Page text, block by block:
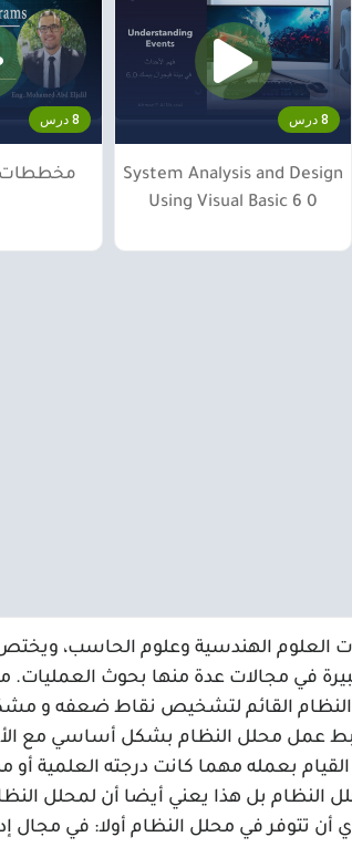
8 درس
System Analysis and Design
Using Visual Basic 6 0
8 درس
مخططات
الهندسية وعلوم الحاسب، ويختص
في مجالات عدة منها بحوث
القائم لتشخيص نقاط ضعفه و
عمل محلل النظام بشكل أساسي مع
بعمله مهما كانت درجته العلمية أو
النظام بل هذا يعني أيضا أن لمحلل
أن تتوفر في محلل النظام أولا: في مجال